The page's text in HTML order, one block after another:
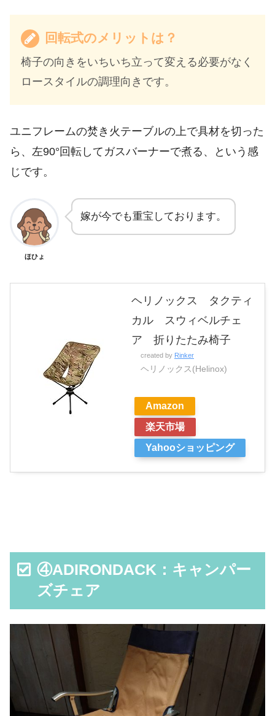
回転式のメリットは？
椅子の向きをいちいち立って変える必要がなく
ロースタイルの調理向きです。
ユニフレームの焚き火テーブルの上で具材を切った
ら、左90°回転してガスバーナーで煮る、という感
じです。
ほひょ
嫁が今でも重宝しております。
ヘリノックス タクティ
カル スウィベルチェ
ア 折りたたみ椅子
created by Rinker
ヘリノックス(Helinox)
Amazon
楽天市場
Yahooショッピング
④ADIRONDACK：キャンパー
ズチェア